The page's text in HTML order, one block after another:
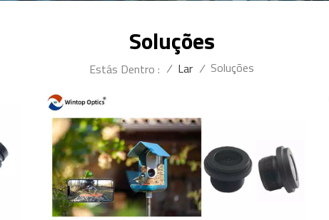
Soluções
Estás Dentro : / Lar / Soluções